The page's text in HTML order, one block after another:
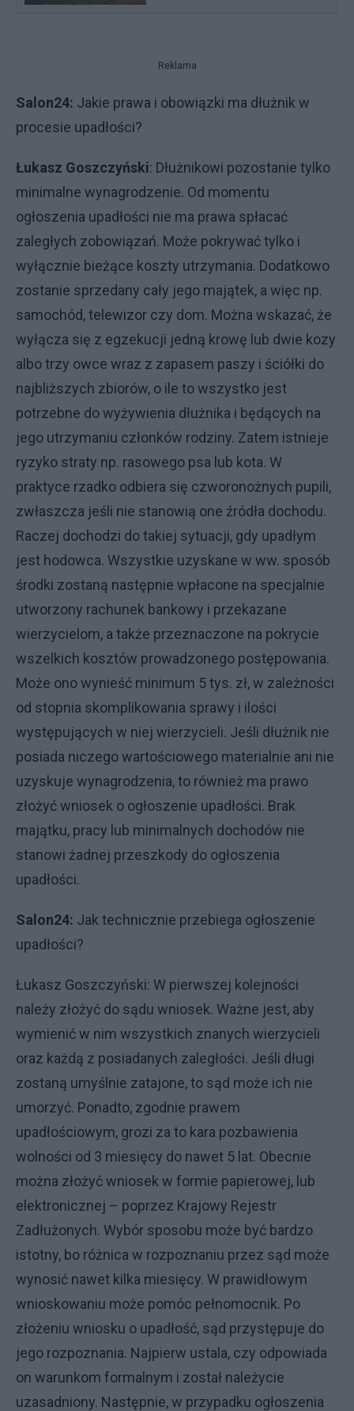
Reklama
Salon24: Jakie prawa i obowiązki ma dłużnik w
procesie upadłości?
Łukasz Goszczyński: Dłużnikowi pozostanie tylko
minimalne wynagrodzenie. Od momentu
ogłoszenia upadłości nie ma prawa spłacać
zaległych zobowiązań. Może pokrywać tylko i
wyłącznie bieżące koszty utrzymania. Dodatkowo
zostanie sprzedany cały jego majątek, a więc np.
samochód, telewizor czy dom. Można wskazać, że
wyłącza się z egzekucji jedną krowę lub dwie kozy
albo trzy owce wraz z zapasem paszy i ściółki do
najbliższych zbiorów, o ile to wszystko jest
potrzebne do wyżywienia dłużnika i będących na
jego utrzymaniu członków rodziny. Zatem istnieje
ryzyko straty np. rasowego psa lub kota. W
praktyce rzadko odbiera się czworonożnych pupili,
zwłaszcza jeśli nie stanowią one źródła dochodu.
Raczej dochodzi do takiej sytuacji, gdy upadłym
jest hodowca. Wszystkie uzyskane w ww. sposób
środki zostaną następnie wpłacone na specjalnie
utworzony rachunek bankowy i przekazane
wierzycielom, a także przeznaczone na pokrycie
wszelkich kosztów prowadzonego postępowania.
Może ono wynieść minimum 5 tys. zł, w zależności
od stopnia skomplikowania sprawy i ilości
występujących w niej wierzycieli. Jeśli dłużnik nie
posiada niczego wartościowego materialnie ani nie
uzyskuje wynagrodzenia, to również ma prawo
złożyć wniosek o ogłoszenie upadłości. Brak
majątku, pracy lub minimalnych dochodów nie
stanowi żadnej przeszkody do ogłoszenia
upadłości.
Salon24: Jak technicznie przebiega ogłoszenie
upadłości?
Łukasz Goszczyński: W pierwszej kolejności
należy złożyć do sądu wniosek. Ważne jest, aby
wymienić w nim wszystkich znanych wierzycieli
oraz każdą z posiadanych zaległości. Jeśli długi
zostaną umyślnie zatajone, to sąd może ich nie
umorzyć. Ponadto, zgodnie prawem
upadłościowym, grozi za to kara pozbawienia
wolności od 3 miesięcy do nawet 5 lat. Obecnie
można złożyć wniosek w formie papierowej, lub
elektronicznej – poprzez Krajowy Rejestr
Zadłużonych. Wybór sposobu może być bardzo
istotny, bo różnica w rozpoznaniu przez sąd może
wynosić nawet kilka miesięcy. W prawidłowym
wnioskowaniu może pomóc pełnomocnik. Po
złożeniu wniosku o upadłość, sąd przystępuje do
jego rozpoznania. Najpierw ustala, czy odpowiada
on warunkom formalnym i został należycie
uzasadniony. Następnie, w przypadku ogłoszenia